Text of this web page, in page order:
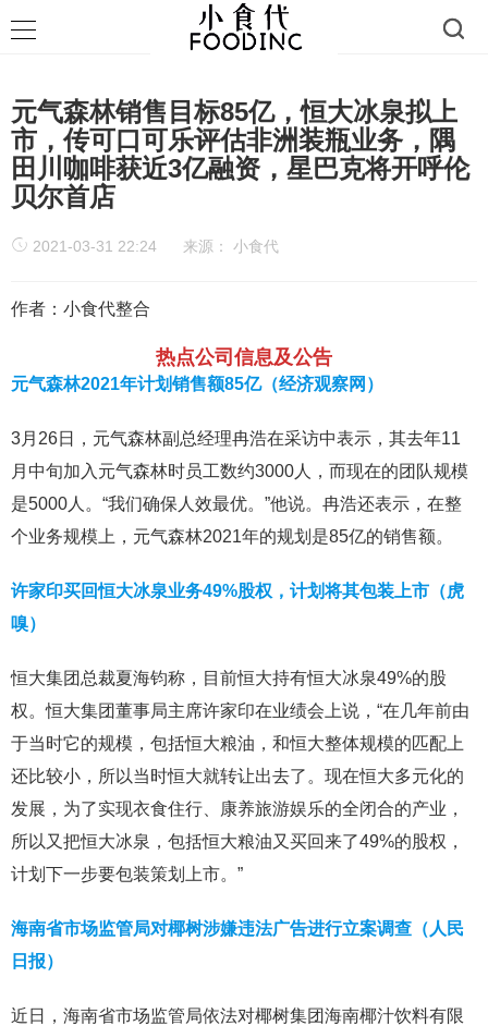
元气森林销售目标85亿，恒大冰泉拟上
市，传可口可乐评估非洲装瓶业务，隅
田川咖啡获近3亿融资，星巴克将开呼伦
贝尔首店
2021-03-31 22:24 来源： 小食代
作者：小食代整合
热点公司信息及公告
元气森林2021年计划销售额85亿（经济观察网）
3月26日，元气森林副总经理冉浩在采访中表示，其去年11
月中旬加入元气森林时员工数约3000人，而现在的团队规模
是5000人。“我们确保人效最优。”他说。冉浩还表示，在整
个业务规模上，元气森林2021年的规划是85亿的销售额。
许家印买回恒大冰泉业务49%股权，计划将其包装上市（虎
嗅）
恒大集团总裁夏海钧称，目前恒大持有恒大冰泉49%的股
权。恒大集团董事局主席许家印在业绩会上说，“在几年前由
于当时它的规模，包括恒大粮油，和恒大整体规模的匹配上
还比较小，所以当时恒大就转让出去了。现在恒大多元化的
发展，为了实现衣食住行、康养旅游娱乐的全闭合的产业，
所以又把恒大冰泉，包括恒大粮油又买回来了49%的股权，
计划下一步要包装策划上市。”
海南省市场监管局对椰树涉嫌违法广告进行立案调查（人民
日报）
近日，海南省市场监管局依法对椰树集团海南椰汁饮料有限